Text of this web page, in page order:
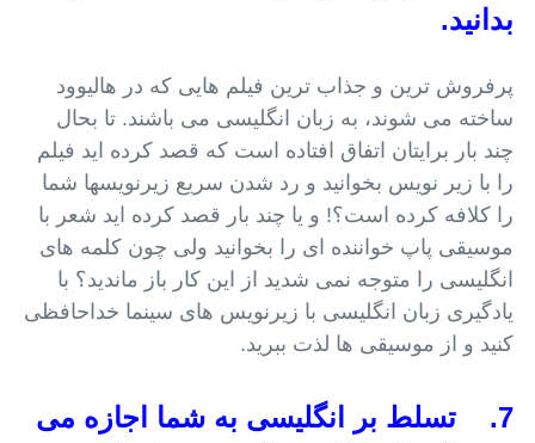
بدانید.
پرفروش ترین و جذاب ترین فیلم هایی که در هالیوود
ساخته می شوند، به زبان انگلیسی می باشند. تا بحال
چند بار برایتان اتفاق افتاده است که قصد کرده اید فیلم
را با زیر نویس بخوانید و رد شدن سریع زیرنویسها شما
را کلافه کرده است؟! و یا چند بار قصد کرده اید شعر با
موسیقی پاپ خواننده ای را بخوانید ولی چون کلمه های
انگلیسی را متوجه نمی شدید از این کار باز ماندید؟ با
یادگیری زبان انگلیسی با زیرنویس های سینما خداحافظی
کنید و از موسیقی ها لذت ببرید.
7. تسلط بر انگلیسی به شما اجازه می